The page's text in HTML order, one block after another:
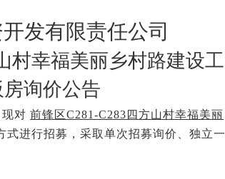
发有限责任公司
村幸福美丽乡村路建设工
房询价公告
现对 前锋区C281-C283四方山村幸福美丽
式进行招募 ，采取单次招募询价、独立一